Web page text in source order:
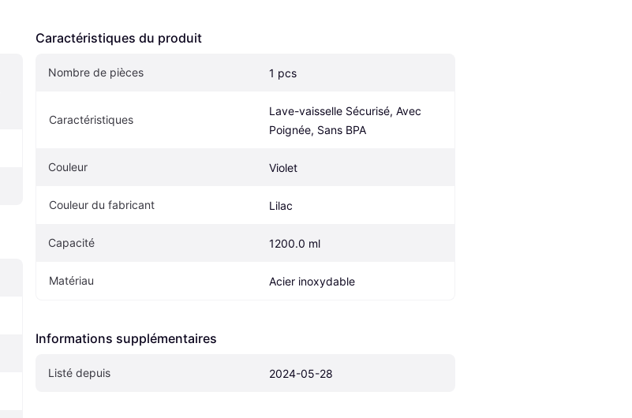
Caractéristiques du produit
Nombre de pièces 1 pcs
Caractéristiques
Lave-vaisselle Sécurisé, Avec
Poignée, Sans BPA
Couleur Violet
Couleur du fabricant Lilac
Capacité 1200.0 ml
Matériau Acier inoxydable
Informations supplémentaires
Listé depuis 2024-05-28